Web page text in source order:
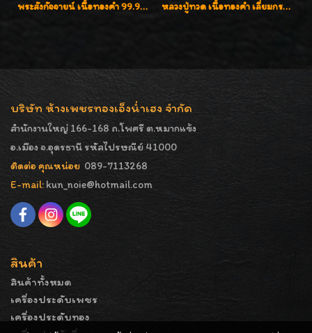
พระสังกัจจายน์ เนื้อทองคำ 99.99% หลวงปู่ทวด เนื้อทองคำ เลี่ยมกรอบทองคำประดับเพชรแท้และพลอยนพเก้า น่ารักมากๆค่ะ
บริษัท ห้างเพชรทองเอ็งน่ำเฮง จำกัด
สำนักงานใหญ่ 166-168 ถ.โพศรี ต.หมากแข้ง
อ.เมือง จ.อุดรธานี รหัสไปรษณีย์ 41000
ติดต่อ คุณหน่อย 089-7113268
E-mail: kun_noie@hotmail.com
สินค้า
สินค้าทั้งหมด
เครื่องประดับเพชร
เครื่องประดับทอง